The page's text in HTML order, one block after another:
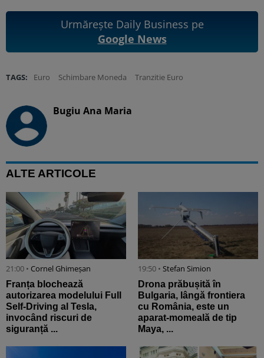
Urmărește Daily Business pe
Google News
TAGS: Euro Schimbare Moneda Tranzitie Euro
Bugiu ⁠Ana Maria
ALTE ARTICOLE
21:00 • Cornel Ghimeșan
Franța blochează
autorizarea modelului Full
Self-Driving al Tesla,
invocând riscuri de
siguranță ...
19:50 • Stefan Simion
Drona prăbușită în
Bulgaria, lângă frontiera
cu România, este un
aparat-momeală de tip
Maya, ...